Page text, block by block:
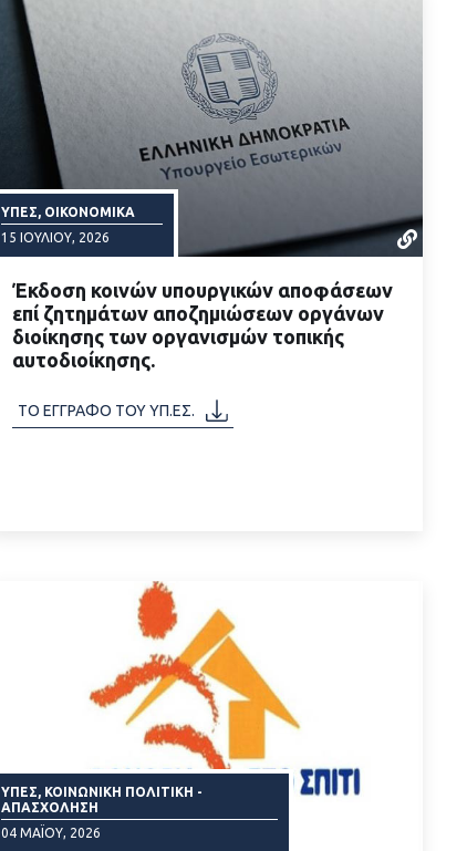
ΥΠΕΣ, ΟΙΚΟΝΟΜΙΚΆ
15 ΙΟΥΛΊΟΥ, 2026
Έκδοση κοινών υπουργικών αποφάσεων
επί ζητημάτων αποζημιώσεων οργάνων
διοίκησης των οργανισμών τοπικής
αυτοδιοίκησης.
ΤΟ ΕΓΓΡΑΦΟ ΤΟΥ ΥΠ.ΕΣ.
ΥΠΕΣ, ΚΟΙΝΩΝΙΚΉ ΠΟΛΙΤΙΚΉ -
ΑΠΑΣΧΌΛΗΣΗ
04 ΜΑΪ́ΟΥ, 2026